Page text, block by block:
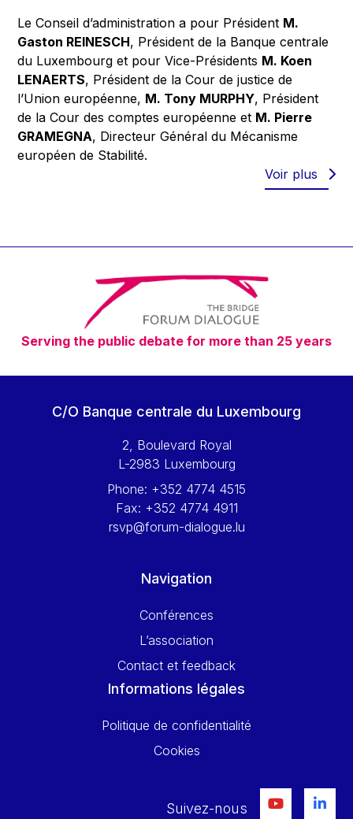
Le Conseil d’administration a pour Président M.
Gaston REINESCH, Président de la Banque centrale
du Luxembourg et pour Vice-Présidents M. Koen
LENAERTS, Président de la Cour de justice de
l’Union européenne, M. Tony MURPHY, Président
de la Cour des comptes européenne et M. Pierre
GRAMEGNA, Directeur Général du Mécanisme
européen de Stabilité.
Voir plus
Serving the public debate for more than 25 years
C/O Banque centrale du Luxembourg
2, Boulevard Royal
L-2983 Luxembourg
Phone: +352 4774 4515
Fax: +352 4774 4911
rsvp@forum-dialogue.lu
Navigation
Conférences
L’association
Contact et feedback
Informations légales
Politique de confidentialité
Cookies
Suivez-nous